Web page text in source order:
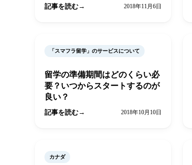
記事を読む 2018年11月6日
「スマフラ留学」のサービスについて
留学の準備期間はどのくらい必
要？いつからスタートするのが
良い？
記事を読む 2018年10月10日
カナダ